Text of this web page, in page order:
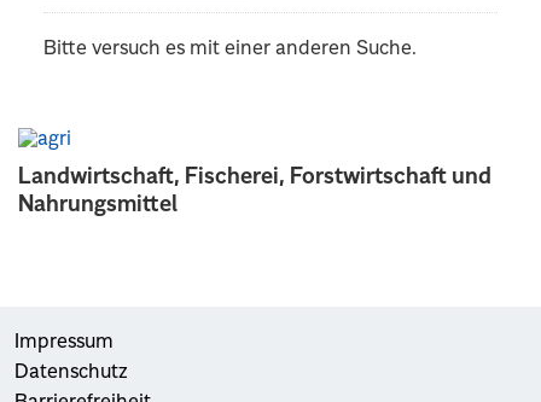
Landwirtschaft, Fischerei, Forstwirtschaft und
Nahrungsmittel
Bitte versuch es mit einer anderen Suche.
Impressum
Datenschutz